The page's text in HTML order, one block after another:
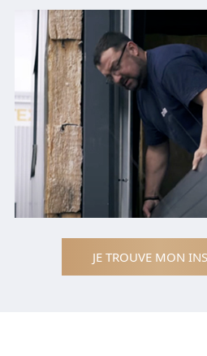
JE TROUVE MON